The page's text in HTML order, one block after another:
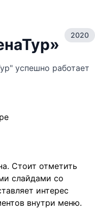
2020
успешно работает
Стоит отметить
слайдами со
интерес
внутри меню.